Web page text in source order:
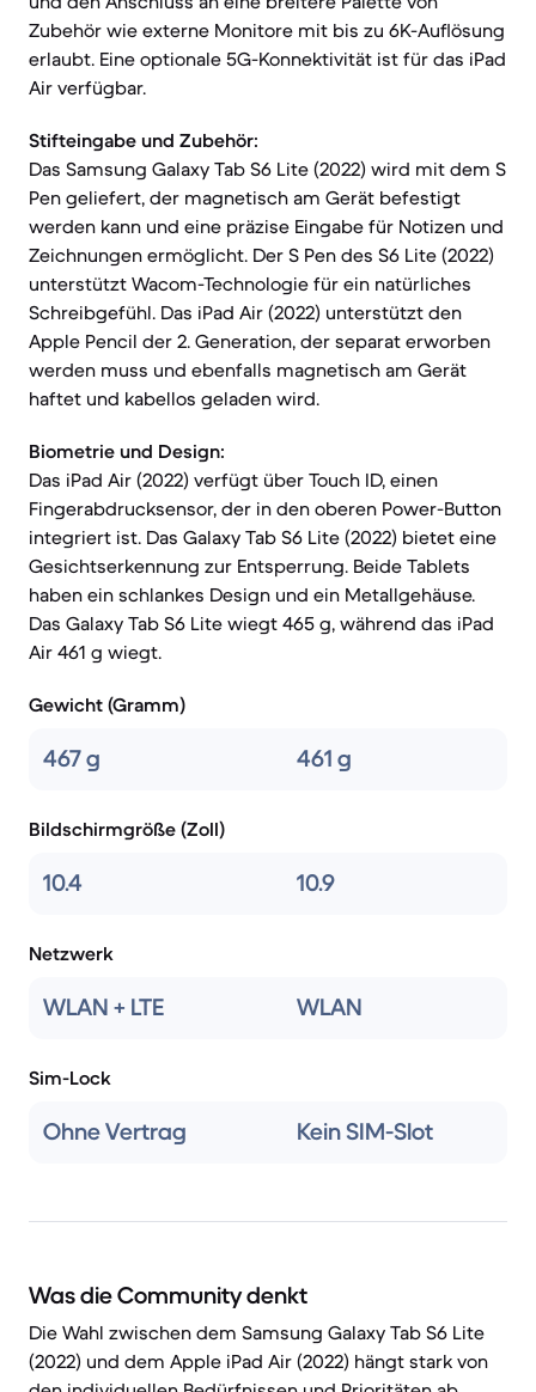
Zubehör wie externe Monitore mit bis zu 6K-Auflösung
erlaubt. Eine optionale 5G-Konnektivität ist für das iPad
Air verfügbar.
Stifteingabe und Zubehör:
Das Samsung Galaxy Tab S6 Lite (2022) wird mit dem S
Pen geliefert, der magnetisch am Gerät befestigt
werden kann und eine präzise Eingabe für Notizen und
Zeichnungen ermöglicht. Der S Pen des S6 Lite (2022)
unterstützt Wacom-Technologie für ein natürliches
Schreibgefühl. Das iPad Air (2022) unterstützt den
Apple Pencil der 2. Generation, der separat erworben
werden muss und ebenfalls magnetisch am Gerät
haftet und kabellos geladen wird.
Biometrie und Design:
Das iPad Air (2022) verfügt über Touch ID, einen
Fingerabdrucksensor, der in den oberen Power-Button
integriert ist. Das Galaxy Tab S6 Lite (2022) bietet eine
Gesichtserkennung zur Entsperrung. Beide Tablets
haben ein schlankes Design und ein Metallgehäuse.
Das Galaxy Tab S6 Lite wiegt 465 g, während das iPad
Air 461 g wiegt.
Gewicht (Gramm)
467 g 461 g
Bildschirmgröße (Zoll)
10.4 10.9
Netzwerk
WLAN + LTE WLAN
Sim-Lock
Ohne Vertrag Kein SIM-Slot
Was die Community denkt
Die Wahl zwischen dem Samsung Galaxy Tab S6 Lite
(2022) und dem Apple iPad Air (2022) hängt stark von